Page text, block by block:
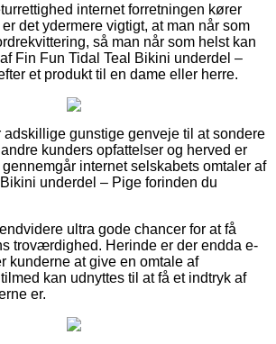
internet forretningen kører
det ydermere vigtigt, at man når som
så man når som helst kan
Fin Fun Tidal Teal Bikini underdel –
et produkt til en dame eller herre.
adskillige gunstige genveje til at sondere
kunders opfattelser og herved er
internet selskabets omtaler af
underdel – Pige forinden du
ultra gode chancer for at få
troværdighed. Herinde er der endda e-
kunderne at give en omtale af
kan udnyttes til at få et indtryk af
er.